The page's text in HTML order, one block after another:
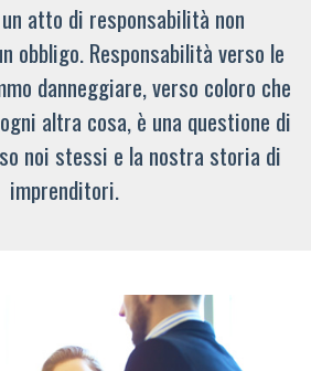
atto di responsabilità non
obbligo. Responsabilità verso le
danneggiare, verso coloro che
altra cosa, è una questione di
noi stessi e la nostra storia di
imprenditori.